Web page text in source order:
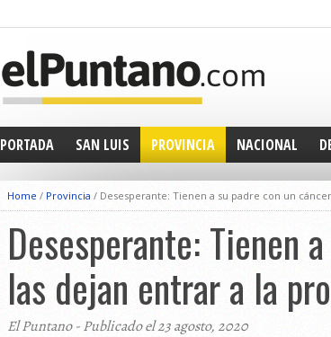
PORTADA SAN LUIS PROVINCIA NACIONAL
Home / Provincia / Desesperante: Tienen a su padre con un
Desesperante: Tienen
las dejan entrar a la
El Puntano - Publicado el 23 agosto, 2020